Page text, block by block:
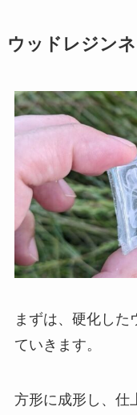
ウッドレジン
まずは、硬化した
ていきます。
方形に成形し、仕